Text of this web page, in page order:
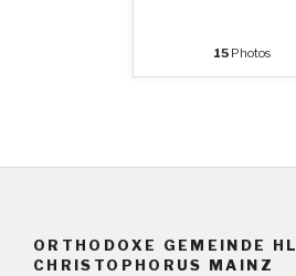
15Photos
ORTHODOXE GEMEINDE HL
CHRISTOPHORUS MAINZ